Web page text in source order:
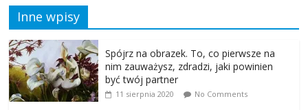
Inne wpisy
Spójrz na obrazek. To, co pierwsze na
nim zauważysz, zdradzi, jaki powinien
być twój partner
11 sierpnia 2020 No Comments